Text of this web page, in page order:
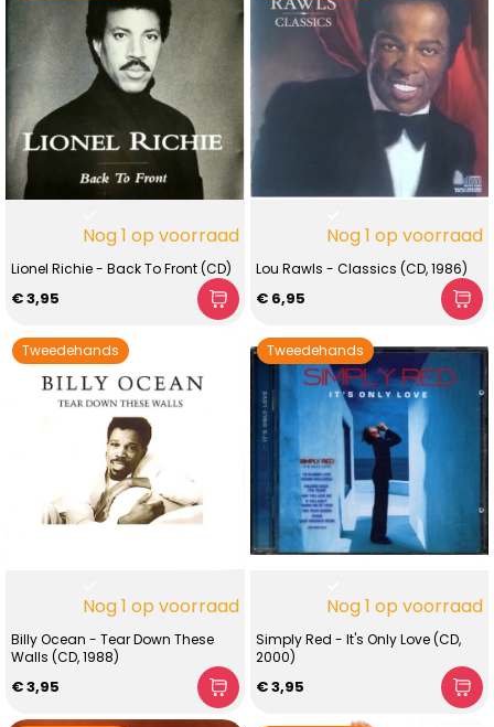
Nog 1 op voorraad
Lionel Richie - Back To Front (CD)
€ 3,95
Nog 1 op voorraad
Lou Rawls - Classics (CD, 1986)
€ 6,95
Tweedehands
Nog 1 op voorraad
Billy Ocean - Tear Down These
Walls (CD, 1988)
€ 3,95
Tweedehands
Nog 1 op voorraad
Simply Red - It's Only Love (CD,
2000)
€ 3,95